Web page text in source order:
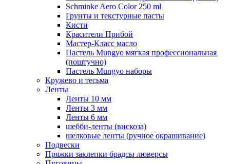
Schminke Aero Color 250 ml
Грунты и текстурные пасты
Кисти
Красители Прибой
Мастер-Класс масло
Пастель Mungyo мягкая профессиональная
(поштучно)
Пастель Mungyo наборы
Кружево и тесьма
Ленты
Ленты 10 мм
Ленты 3 мм
Ленты 6 мм
шебби-ленты (вискоза)
шелковые ленты (ручное окрашивание)
Подвески
Пряжки заклепки брадсы люверсы